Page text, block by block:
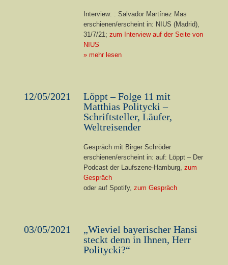
Interview: : Salvador Martínez Mas
erschienen/erscheint in: NIUS (Madrid),
31/7/21; zum Interview auf der Seite von
NIUS
» mehr lesen
12/05/2021
Löppt – Folge 11 mit
Matthias Politycki –
Schriftsteller, Läufer,
Weltreisender
Gespräch mit Birger Schröder
erschienen/erscheint in: auf: Löppt – Der
Podcast der Laufszene-Hamburg, zum
Gespräch
oder auf Spotify, zum Gespräch
03/05/2021
„Wieviel bayerischer Hansi
steckt denn in Ihnen, Herr
Politycki?“